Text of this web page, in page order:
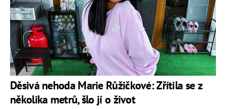
Děsivá nehoda Marie Růžičkové: Zřítila se z
několika metrů, šlo jí o život